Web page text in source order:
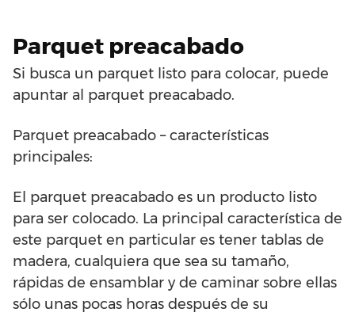
Parquet preacabado
Si busca un parquet listo para colocar, puede
apuntar al parquet preacabado.
Parquet preacabado – características
principales:
El parquet preacabado es un producto listo
para ser colocado. La principal característica de
este parquet en particular es tener tablas de
madera, cualquiera que sea su tamaño,
rápidas de ensamblar y de caminar sobre ellas
sólo unas pocas horas después de su